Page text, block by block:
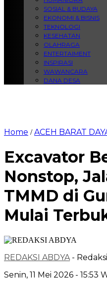
SOSIAL & BUDAYA
EKONOMI & BISNIS
TEKNOLOGI
KESEHATAN
OLAHRAGA
ENTERTAIMENT
INSPIRASI
WAWANCARA
DANA DESA
Home /ACEH BARAT
Excavator
Nonstop,
TMMD di
Mulai
REDAKSI ABDYA - Redaksi
Senin, 11 Mei 2026 - 15:53